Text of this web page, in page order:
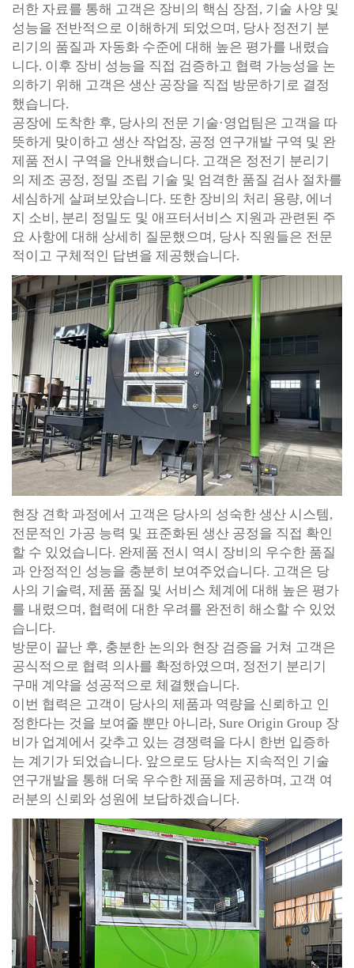
러한 자료를 통해 고객은 장비의 핵심 장점, 기술 사양 및
성능을 전반적으로 이해하게 되었으며, 당사 정전기 분
리기의 품질과 자동화 수준에 대해 높은 평가를 내렸습
니다. 이후 장비 성능을 직접 검증하고 협력 가능성을 논
의하기 위해 고객은 생산 공장을 직접 방문하기로 결정
했습니다.
공장에 도착한 후, 당사의 전문 기술·영업팀은 고객을 따
뜻하게 맞이하고 생산 작업장, 공정 연구개발 구역 및 완
제품 전시 구역을 안내했습니다. 고객은 정전기 분리기
의 제조 공정, 정밀 조립 기술 및 엄격한 품질 검사 절차를
세심하게 살펴보았습니다. 또한 장비의 처리 용량, 에너
지 소비, 분리 정밀도 및 애프터서비스 지원과 관련된 주
요 사항에 대해 상세히 질문했으며, 당사 직원들은 전문
적이고 구체적인 답변을 제공했습니다.
현장 견학 과정에서 고객은 당사의 성숙한 생산 시스템,
전문적인 가공 능력 및 표준화된 생산 공정을 직접 확인
할 수 있었습니다. 완제품 전시 역시 장비의 우수한 품질
과 안정적인 성능을 충분히 보여주었습니다. 고객은 당
사의 기술력, 제품 품질 및 서비스 체계에 대해 높은 평가
를 내렸으며, 협력에 대한 우려를 완전히 해소할 수 있었
습니다.
방문이 끝난 후, 충분한 논의와 현장 검증을 거쳐 고객은
공식적으로 협력 의사를 확정하였으며, 정전기 분리기
구매 계약을 성공적으로 체결했습니다.
이번 협력은 고객이 당사의 제품과 역량을 신뢰하고 인
정한다는 것을 보여줄 뿐만 아니라, Sure Origin Group 장
비가 업계에서 갖추고 있는 경쟁력을 다시 한번 입증하
는 계기가 되었습니다. 앞으로도 당사는 지속적인 기술
연구개발을 통해 더욱 우수한 제품을 제공하며, 고객 여
러분의 신뢰와 성원에 보답하겠습니다.